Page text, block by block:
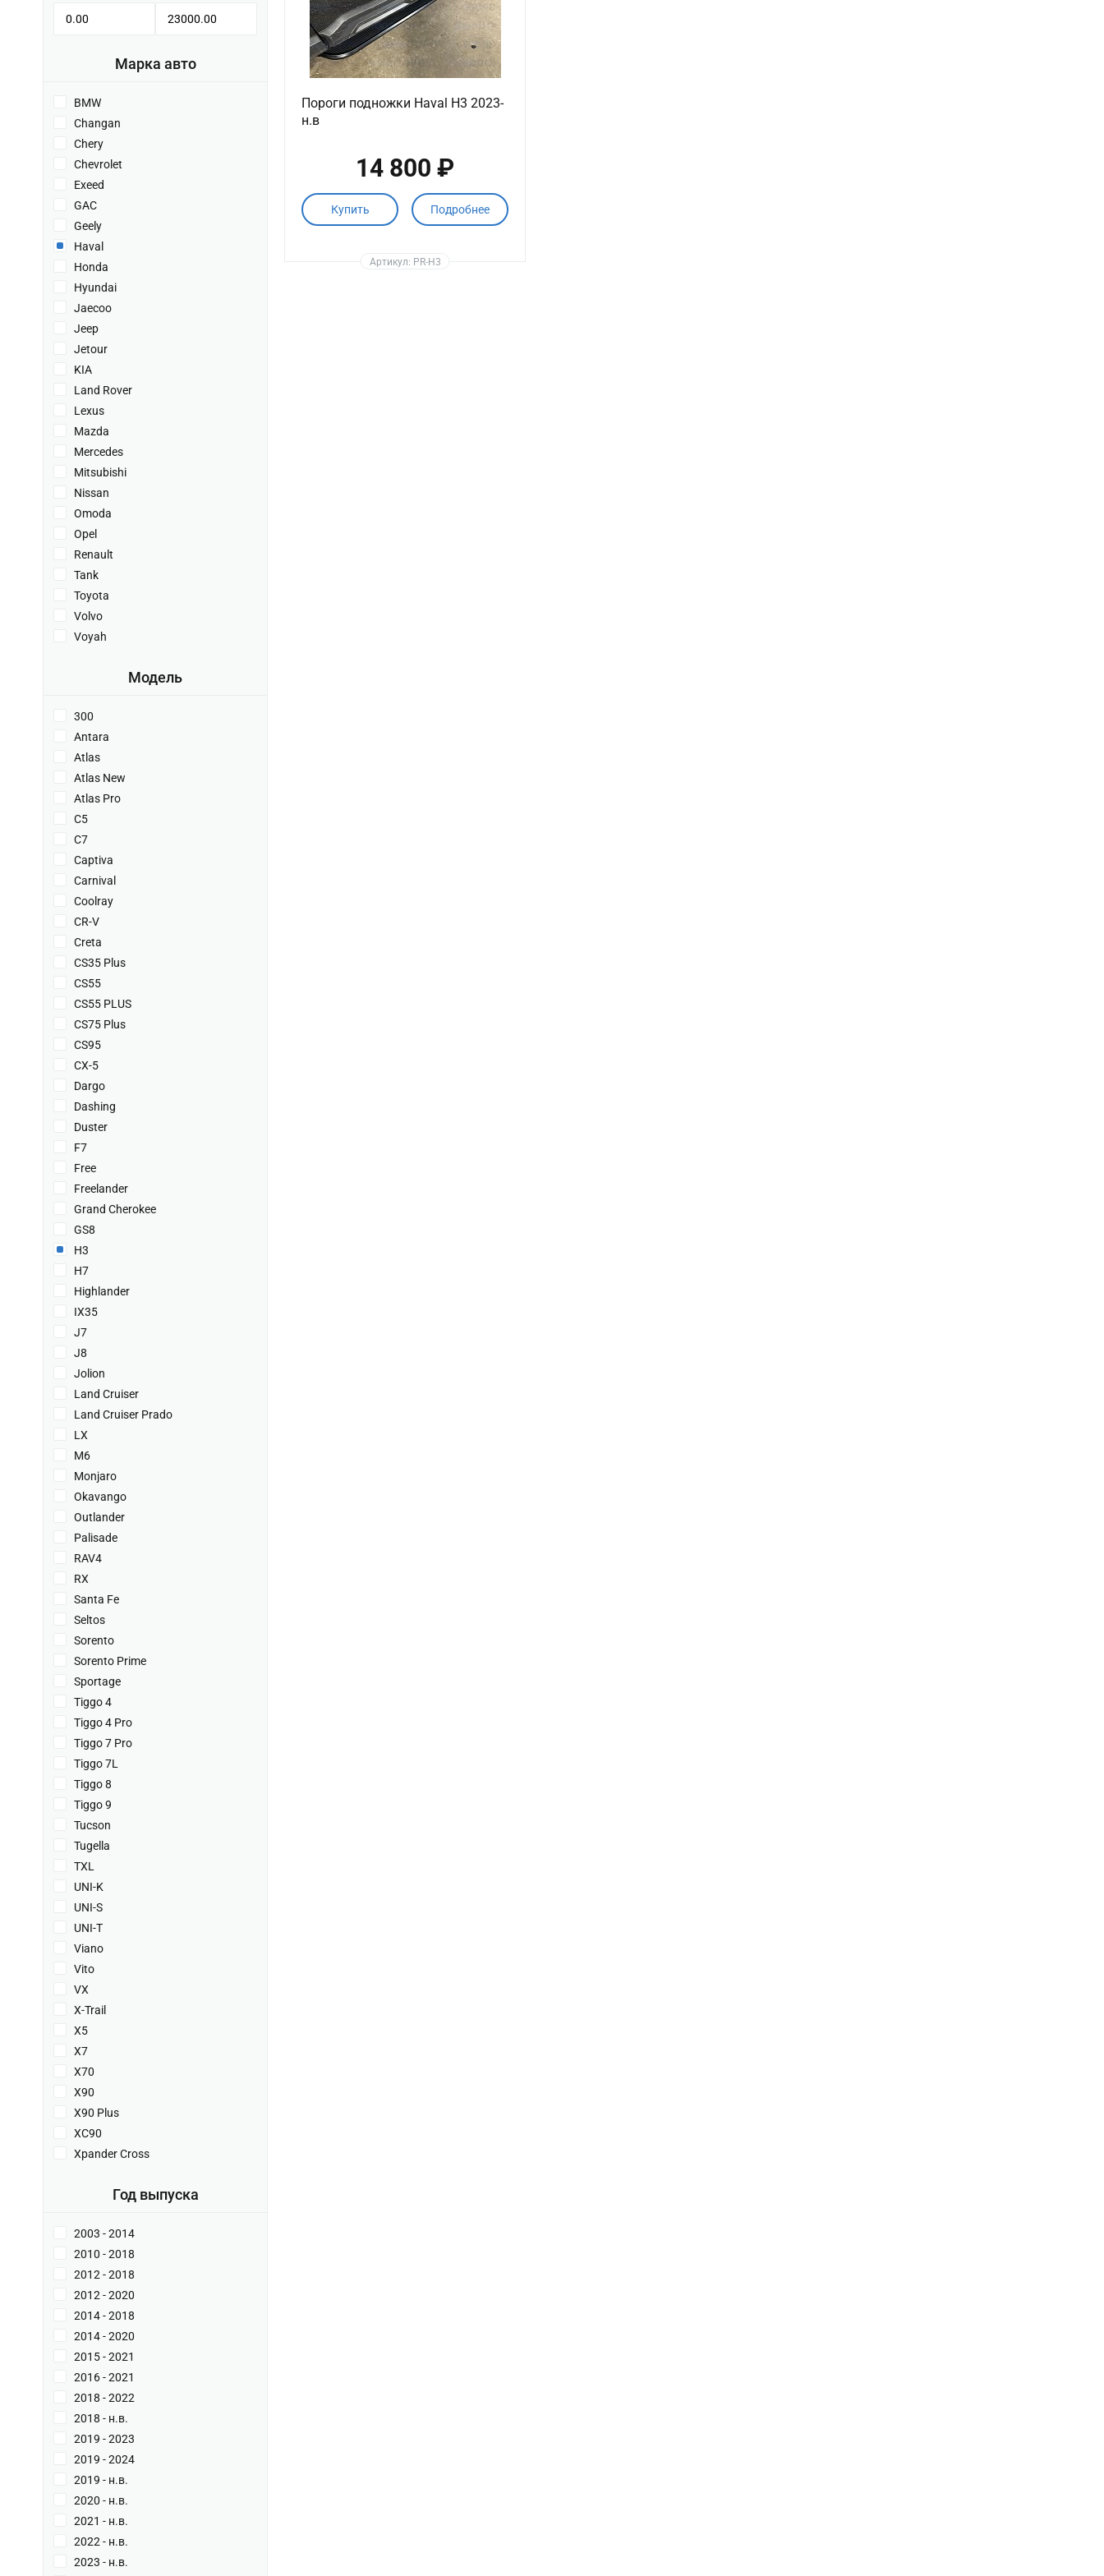
Марка авто
BMW
Changan
Chery
Chevrolet
Exeed
GAC
Geely
Haval
Honda
Hyundai
Jaecoo
Jeep
Jetour
KIA
Land Rover
Lexus
Mazda
Mercedes
Mitsubishi
Nissan
Omoda
Opel
Renault
Tank
Toyota
Volvo
Voyah
Модель
300
Antara
Atlas
Atlas New
Atlas Pro
C5
C7
Captiva
Carnival
Coolray
CR-V
Creta
CS35 Plus
CS55
CS55 PLUS
CS75 Plus
CS95
CX-5
Dargo
Dashing
Duster
F7
Free
Freelander
Grand Cherokee
GS8
H3
H7
Highlander
IX35
J7
J8
Jolion
Land Cruiser
Land Cruiser Prado
LX
M6
Monjaro
Okavango
Outlander
Palisade
RAV4
RX
Santa Fe
Seltos
Sorento
Sorento Prime
Sportage
Tiggo 4
Tiggo 4 Pro
Tiggo 7 Pro
Tiggo 7L
Tiggo 8
Tiggo 9
Tucson
Tugella
TXL
UNI-K
UNI-S
UNI-T
Viano
Vito
VX
X-Trail
X5
X7
X70
X90
X90 Plus
XC90
Xpander Cross
Год выпуска
2003 - 2014
2010 - 2018
2012 - 2018
2012 - 2020
2014 - 2018
2014 - 2020
2015 - 2021
2016 - 2021
2018 - 2022
2018 - н.в.
2019 - 2023
2019 - 2024
2019 - н.в.
2020 - н.в.
2021 - н.в.
2022 - н.в.
2023 - н.в.
Пороги подножки Haval H3 2023-
н.в
14 800 ₽
Купить Подробнее
Артикул: PR-H3